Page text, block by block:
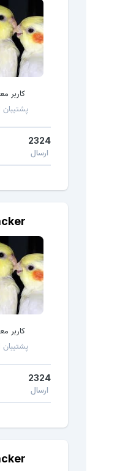
کاربر
2324
ارسال
کاربر
2324
ارسال